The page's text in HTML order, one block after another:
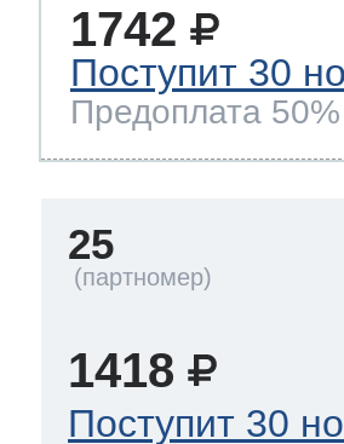
1742
Поступит 30
Предоплата 50%
25
1418
Поступит 30